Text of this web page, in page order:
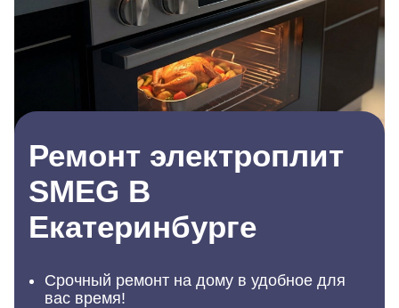
Ремонт электроплит
SMEG В
Екатеринбурге
Срочный ремонт на дому в удобное для
вас время!